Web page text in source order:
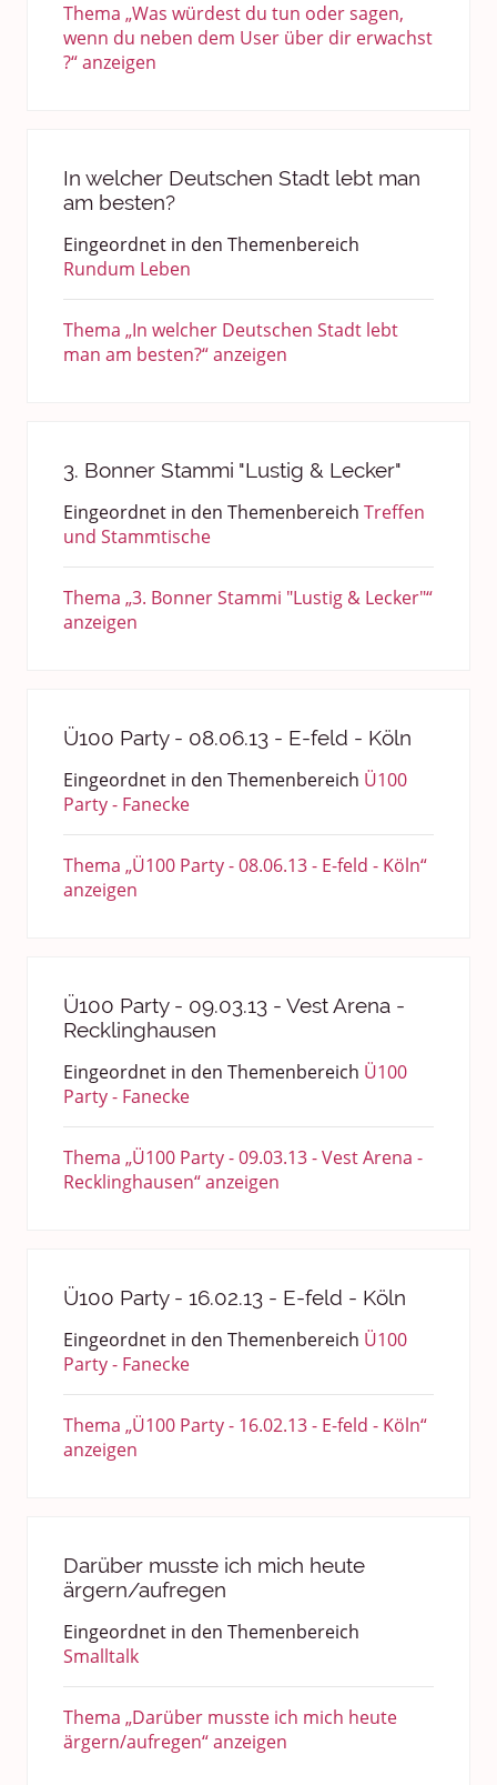
Thema „Was würdest du tun oder sagen,
wenn du neben dem User über dir erwachst
?“ anzeigen
In welcher Deutschen Stadt lebt man
am besten?
Eingeordnet in den Themenbereich
Rundum Leben
Thema „In welcher Deutschen Stadt lebt
man am besten?“ anzeigen
3. Bonner Stammi "Lustig & Lecker"
Eingeordnet in den Themenbereich Treffen
und Stammtische
Thema „3. Bonner Stammi "Lustig & Lecker"“
anzeigen
Ü100 Party - 08.06.13 - E-feld - Köln
Eingeordnet in den Themenbereich Ü100
Party - Fanecke
Thema „Ü100 Party - 08.06.13 - E-feld - Köln“
anzeigen
Ü100 Party - 09.03.13 - Vest Arena -
Recklinghausen
Eingeordnet in den Themenbereich Ü100
Party - Fanecke
Thema „Ü100 Party - 09.03.13 - Vest Arena -
Recklinghausen“ anzeigen
Ü100 Party - 16.02.13 - E-feld - Köln
Eingeordnet in den Themenbereich Ü100
Party - Fanecke
Thema „Ü100 Party - 16.02.13 - E-feld - Köln“
anzeigen
Darüber musste ich mich heute
ärgern/aufregen
Eingeordnet in den Themenbereich
Smalltalk
Thema „Darüber musste ich mich heute
ärgern/aufregen“ anzeigen